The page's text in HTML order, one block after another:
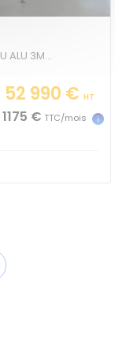
F - Génération 2 EURO VI 3L 150 CV - PLATEAU ALU 3M30+ GRUE PK 2900B
52 990 € HT
1175 € TTC/mois